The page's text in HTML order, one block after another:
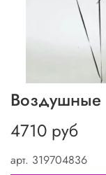
арт. 319704836
4710 руб